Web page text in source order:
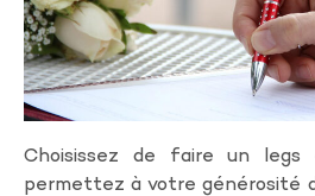
Choisissez de faire un legs
permettez à votre générosité